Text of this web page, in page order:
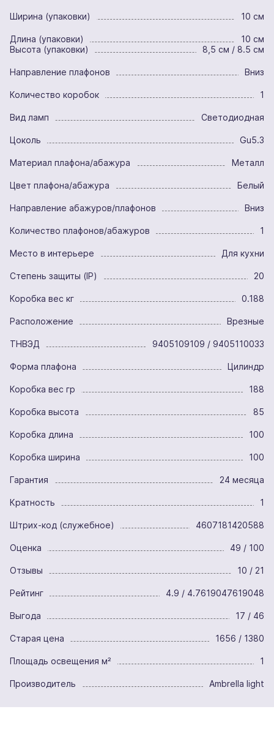
Ширина (упаковки) 10 см
Длина (упаковки)
10 см
Высота (упаковки)
8,5 см / 8.5 см
Направление плафонов Вниз
Количество коробок 1
Вид ламп Светодиодная
Цоколь Gu5.3
Материал плафона/абажура Металл
Цвет плафона/абажура Белый
Направление абажуров/плафонов Вниз
Количество плафонов/абажуров 1
Место в интерьере Для кухни
Степень защиты (IP) 20
Коробка вес кг 0.188
Расположение Врезные
ТНВЭД 9405109109 / 9405110033
Форма плафона Цилиндр
Коробка вес гр 188
Коробка высота 85
Коробка длина 100
Коробка ширина 100
Гарантия 24 месяца
Кратность 1
Штрих-код (служебное) 4607181420588
Оценка 49 / 100
Отзывы 10 / 21
Рейтинг 4.9 / 4.7619047619048
Выгода 17 / 46
Старая цена 1656 / 1380
Площадь освещения м² 1
Производитель Ambrella light